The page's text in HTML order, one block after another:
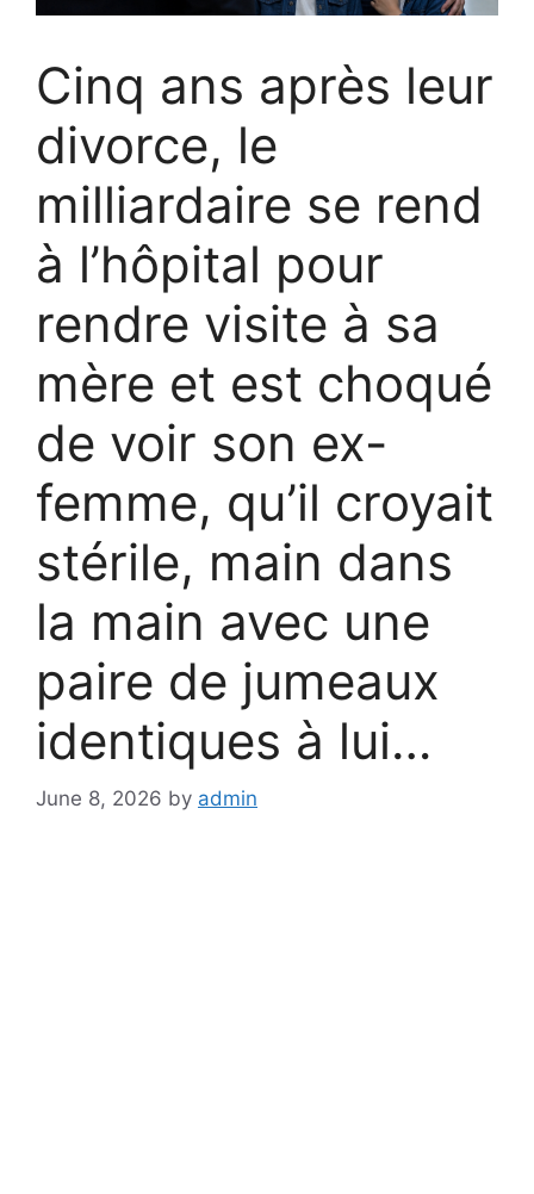
Cinq ans après leur
divorce, le
milliardaire se rend
à l’hôpital pour
rendre visite à sa
mère et est choqué
de voir son ex-
femme, qu’il croyait
stérile, main dans
la main avec une
paire de jumeaux
identiques à lui…
June 8, 2026 by admin